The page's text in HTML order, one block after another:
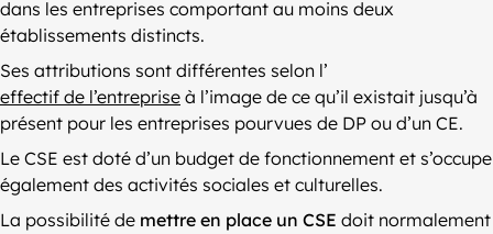
dans les entreprises comportant au moins deux
établissements distincts.
Ses attributions sont différentes selon l’
effectif de l’entreprise à l’image de ce qu’il existait jusqu’à
présent pour les entreprises pourvues de DP ou d’un CE.
Le CSE est doté d’un budget de fonctionnement et s’occupe
également des activités sociales et culturelles.
La possibilité de mettre en place un CSE doit normalement